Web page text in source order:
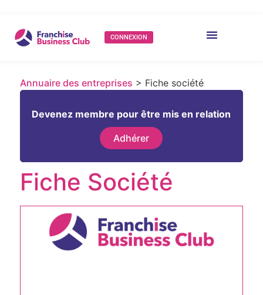
CONNEXION
Annuaire des entreprises > Fiche société
Devenez membre pour être mis en relation
Adhérer
Fiche Société